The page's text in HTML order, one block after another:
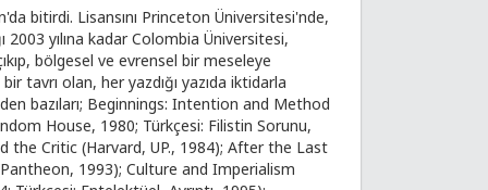
bitirdi. Lisansını Princeton Üniversitesi'nde,
yılına kadar Colombia Üniversitesi,
bölgesel ve evrensel bir meseleye
tavrı olan, her yazdığı yazıda iktidarla
bazıları; Beginnings: Intention and Method
House, 1980; Türkçesi: Filistin Sorunu,
the Critic (Harvard, UP., 1984); After the Last
1993); Culture and Imperialism